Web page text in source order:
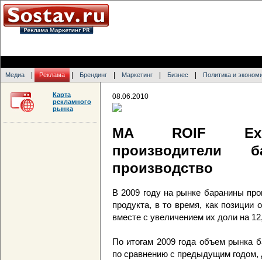
Медиа Реклама Брендинг Маркетинг Бизнес Политика и
08.06.2010
МА ROIF
производители
производство
В 2009 году на рынке баранины
продукта, в то время, как позиции
вместе с увеличением их доли на
По итогам 2009 года объем рынка
по сравнению с предыдущим годом,
Карта
рекламного
рынка